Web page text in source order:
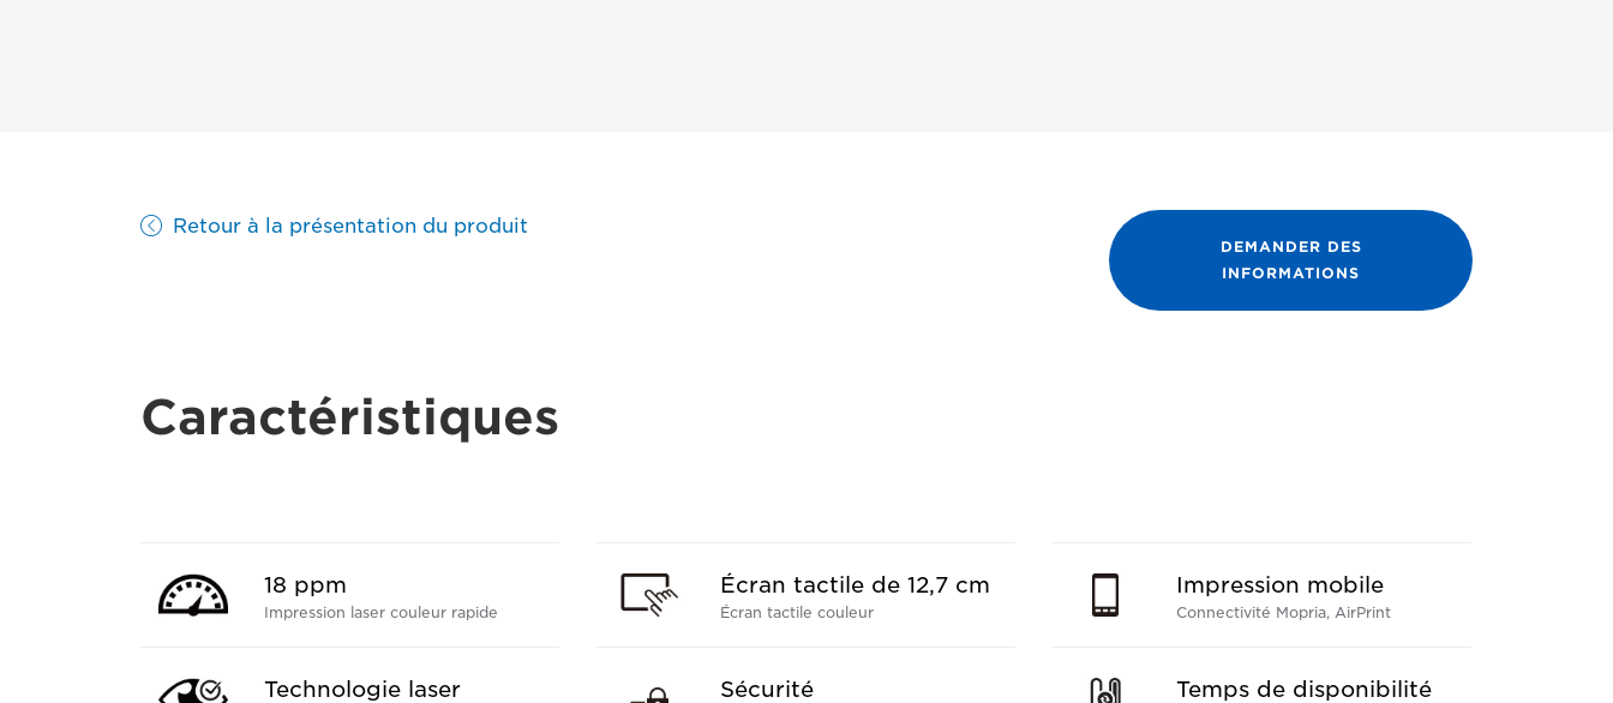
Retour à la présentation du produit
DEMANDER DES
INFORMATIONS
Caractéristiques
18 ppm
Impression laser couleur rapide
Écran tactile de 12,7 cm
Écran tactile couleur
Impression mobile
Connectivité Mopria, AirPrint
Technologie laser Sécurité Temps de disponibilité